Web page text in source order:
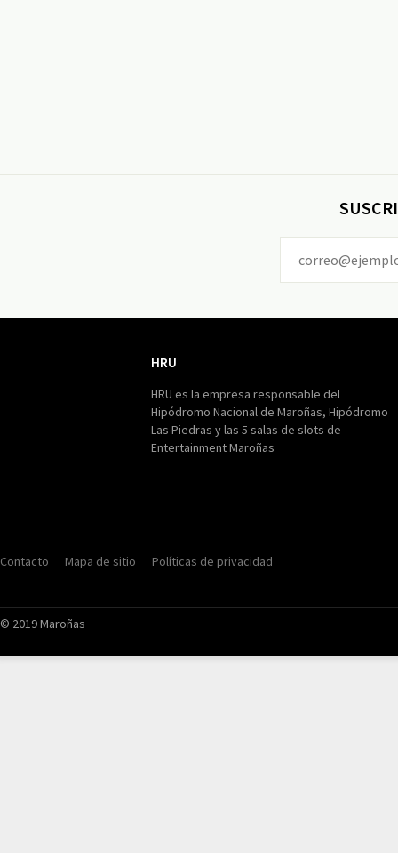
HRU
HRU es la empresa responsable del
Hipódromo Nacional de Maroñas, Hipódromo
Las Piedras y las 5 salas de slots de
Entertainment Maroñas
Contacto Mapa de sitio Políticas de privacidad
© 2019 Maroñas